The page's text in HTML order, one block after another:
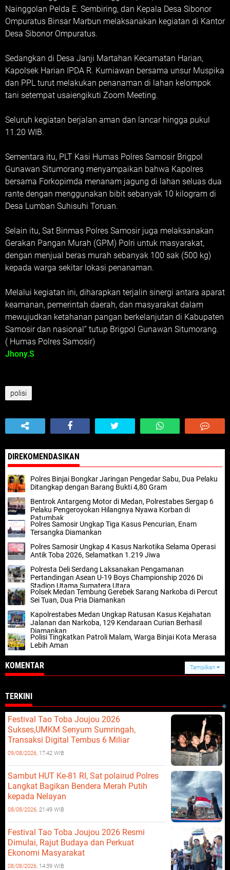
Nainggolan Pelda E. Sembiring, dan Kepala Desa Sibonor
Ompuratus Binsar Marbun melaksanakan kegiatan di Kantor
Desa Sibonor Ompuratus.
Sedangkan di Desa Janji Martahan Kecamatan Harian,
Kapolsek Harian IPDA R. Kurniawan bersama unsur Muspika
dan PPL turut melakukan penanaman di lahan kelompok
tani setempat usaiengikuti Zoom Meeting.
Seluruh kegiatan berjalan aman dan lancar hingga pukul
11.20 WIB.
Sementara itu, PLT Kasi Humas Polres Samosir Brigpol
Gunawan Situmorang menyampaikan bahwa Kapolres
bersama Forkopimda menanam jagung di lahan seluas dua
rante dengan menggunakan bibit sebanyak 10 kilogram di
Desa Lumban Suhisuhi Toruan.
Selain itu, Sat Binmas Polres Samosir juga melaksanakan
Gerakan Pangan Murah (GPM) Polri untuk masyarakat,
dengan menjual beras murah sebanyak 100 sak (500 kg)
kepada warga sekitar lokasi penanaman.
Melalui kegiatan ini, diharapkan terjalin sinergi antara aparat
keamanan, pemerintah daerah, dan masyarakat dalam
mewujudkan ketahanan pangan berkelanjutan di Kabupaten
Samosir dan nasional” tutup Brigpol Gunawan Situmorang.
( Humas Polres Samosir)
Jhony.S
polisi
DIREKOMENDASIKAN
Polres Binjai Bongkar Jaringan Pengedar Sabu, Dua Pelaku
Ditangkap dengan Barang Bukti 4,80 Gram
Bentrok Antargeng Motor di Medan, Polrestabes Sergap 6
Pelaku Pengeroyokan Hilangnya Nyawa Korban di
Patumbak
Polres Samosir Ungkap Tiga Kasus Pencurian, Enam
Tersangka Diamankan
Polres Samosir Ungkap 4 Kasus Narkotika Selama Operasi
Antik Toba 2026, Selamatkan 1.219 Jiwa
Polresta Deli Serdang Laksanakan Pengamanan
Pertandingan Asean U-19 Boys Championship 2026 Di
Stadion Utama Sumatera Utara
Polsek Medan Tembung Gerebek Sarang Narkoba di Percut
Sei Tuan, Dua Pria Diamankan
Kapolrestabes Medan Ungkap Ratusan Kasus Kejahatan
Jalanan dan Narkoba, 129 Kendaraan Curian Berhasil
Diamankan
Polisi Tingkatkan Patroli Malam, Warga Binjai Kota Merasa
Lebih Aman
KOMENTAR Tampilkan
TERKINI
Festival Tao Toba Joujou 2026
Sukses,UMKM Senyum Sumringah,
Transaksi Digital Tembus 6 Miliar
09/08/2026, 17:42 WIB
Sambut HUT Ke-81 RI, Sat polairud Polres
Langkat Bagikan Bendera Merah Putih
kepada Nelayan
08/08/2026, 21:49 WIB
Festival Tao Toba Joujou 2026 Resmi
Dimulai, Rajut Budaya dan Perkuat
Ekonomi Masyarakat
08/08/2026, 14:39 WIB